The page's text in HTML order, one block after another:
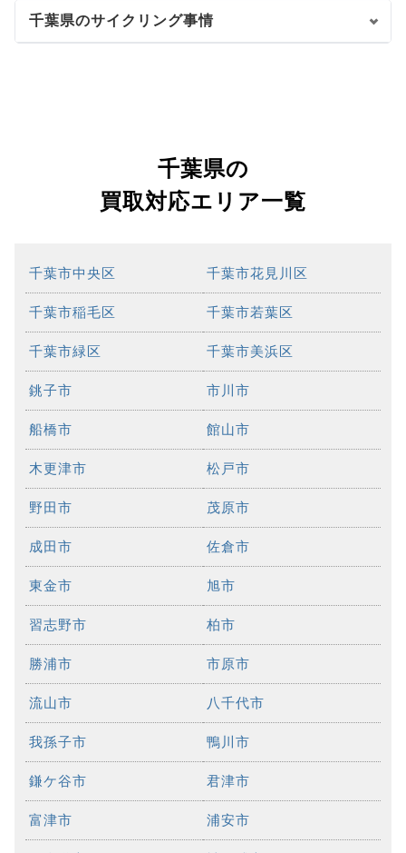
千葉県のサイクリング事情
千葉県の
買取対応エリア一覧
千葉市中央区 千葉市花見川区
千葉市稲毛区 千葉市若葉区
千葉市緑区 千葉市美浜区
銚子市 市川市
船橋市 館山市
木更津市 松戸市
野田市 茂原市
成田市 佐倉市
東金市 旭市
習志野市 柏市
勝浦市 市原市
流山市 八千代市
我孫子市 鴨川市
鎌ケ谷市 君津市
富津市 浦安市